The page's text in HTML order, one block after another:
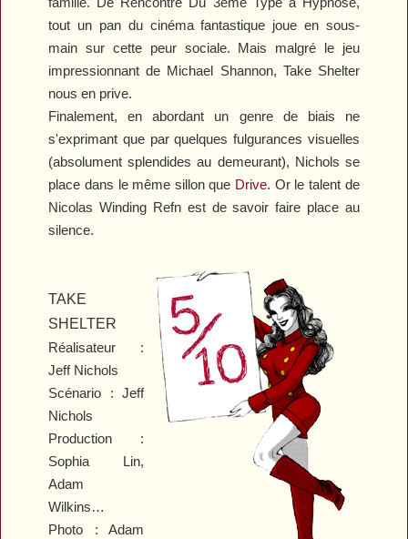
tout un pan du cinéma fantastique joue en sous-
main sur cette peur sociale. Mais malgré le jeu
impressionnant de Michael Shannon, Take Shelter
nous en prive.
Finalement, en abordant un genre de biais ne
s'exprimant que par quelques fulgurances visuelles
(absolument splendides au demeurant), Nichols se
place dans le même sillon que Drive. Or le talent de
Nicolas Winding Refn est de savoir faire place au
silence.
TAKE
SHELTER
Réalisateur :
Jeff Nichols
Scénario : Jeff
Nichols
Production :
Sophia Lin,
Adam
Wilkins…
Photo : Adam